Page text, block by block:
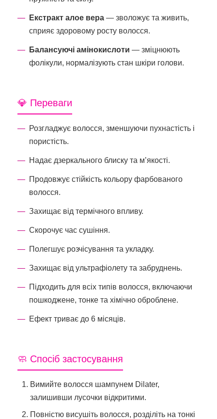
Екстракт алое вера — зволожує та живить,
сприяє здоровому росту волосся.
Балансуючі амінокислоти — зміцнюють
фолікули, нормалізують стан шкіри голови.
💎 Переваги
Розгладжує волосся, зменшуючи пухнастість і
пористість.
Надає дзеркального блиску та м’якості.
Продовжує стійкість кольору фарбованого
волосся.
Захищає від термічного впливу.
Скорочує час сушіння.
Полегшує розчісування та укладку.
Захищає від ультрафіолету та забруднень.
Підходить для всіх типів волосся, включаючи
пошкоджене, тонке та хімічно оброблене.
Ефект триває до 6 місяців.
🧼 Спосіб застосування
Вимийте волосся шампунем Dilater,
залишивши лусочки відкритими.
Повністю висушіть волосся, розділіть на тонкі